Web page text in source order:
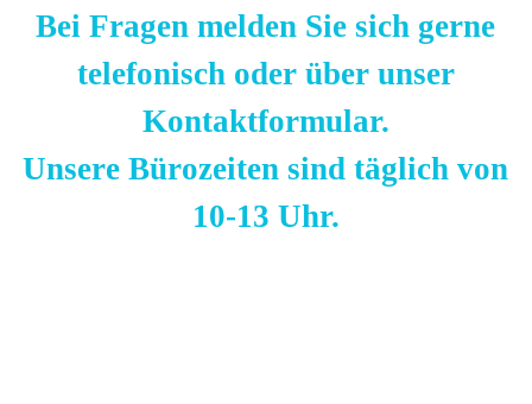
Bei Fragen melden Sie sich gerne
telefonisch oder über unser
Kontaktformular.
Unsere Bürozeiten sind täglich von
10-13 Uhr.